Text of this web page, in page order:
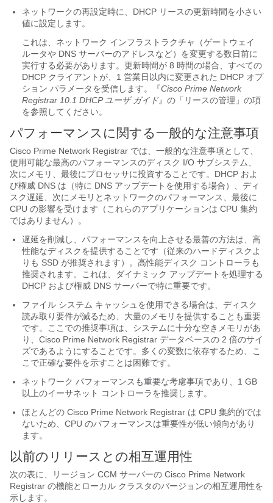
ネットワークの再設定時に、DHCP リースの更新時間を小さい
値に設定します。
これは、ネットワーク インフラストラクチャ（ゲートウェイ
ルータや DNS サーバーのアドレスなど）を変更する数日前に
実行する必要があります。更新時間が 8 時間の場合、すべての
DHCP クライアントが、1 営業日以内に変更された DHCP オプ
ション パラメータを受信します。
『Cisco Prime Network
Registrar 10.1 DHCP ユーザ ガイド』の「リースの管理」の項
を参照してください。
パフォーマンスに関する一般的な注意事項
Cisco Prime Network Registrar では、一般的な注意事項として、
使用可能な最高のパフォーマンスのディスク I/O サブシステム、
次にメモリ、最後にプロセッサに投資することです。DHCP およ
び権威 DNS は（特に DNS アップデートを使用する場合）、ディ
スク遅延、次にメモリとネットワークのパフォーマンス、最後に
CPU の影響を受けます（これらのアプリケーションは CPU 集約
ではありません）。
遅延を削減し、パフォーマンスを向上させる最善の方法は、高
性能なディスクを提供することです（従来のハードディスクよ
りも SSD が推奨されます）。高性能ディスク コントローラも
推奨されます。これは、ダイナミック アップデートを処理する
DHCP および権威 DNS サーバーで特に重要です。
ファイル システム キャッシュを使用できる場合は、ディスク
読み取り要件が減るため、大量のメモリを提供することも重要
です。ここでの推奨事項は、システムに十分な空きメモリがあ
り、Cisco Prime Network Registrar データベースの 2 倍のサイ
ズであるようにすることです。多くの変数に依存するため、こ
こで正確な要件を示すことは困難です。
ネットワーク パフォーマンスも重要な考慮事項であり、1 GB
以上のイーサネット コントローラを推奨します。
ほとんどの Cisco Prime Network Registrar は CPU 集約的では
ないため、CPU のパフォーマンスは重要性が低い傾向があり
ます。
以前のリリースとの相互運用性
次の表に、リージョン CCM サーバーの Cisco Prime Network
Registrar の機能とローカル クラスタのバージョンの相互運用性を
示します。